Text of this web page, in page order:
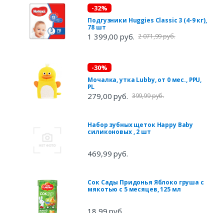
-32%
Подгузники Huggies Classic 3 (4-9 кг),
78 шт
1 399,00 руб. 2 071,99 руб.
-30%
Мочалка, утка Lubby, от 0 мес., PPU,
PL
279,00 руб. 399,99 руб.
Набор зубных щеток Happy Baby
силиконовых , 2 шт
469,99 руб.
Сок Сады Придонья Яблоко груша с
мякотью с 5 месяцев, 125 мл
18,99 руб.